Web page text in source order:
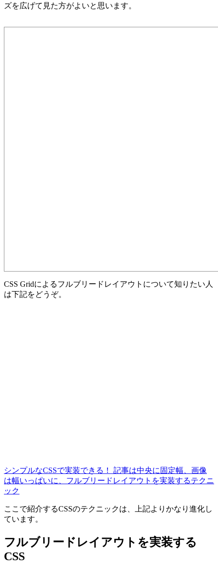
ズを広げて見た方がよいと思います。
CSS Gridによるフルブリードレイアウトについて知りたい人
は下記をどうぞ。
シンプルなCSSで実装できる！ 記事は中央に固定幅、画像
は幅いっぱいに、フルブリードレイアウトを実装するテクニ
ック
ここで紹介するCSSのテクニックは、上記よりかなり進化し
ています。
フルブリードレイアウトを実装する
CSS